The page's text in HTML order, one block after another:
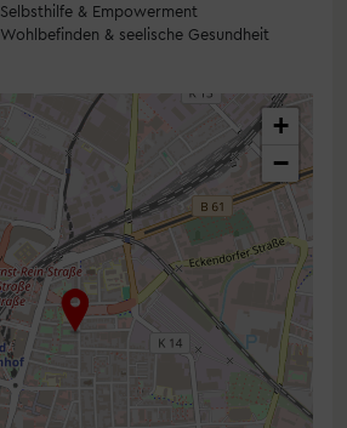
Selbsthilfe & Empowerment
Wohlbefinden & seelische Gesundheit
+
−